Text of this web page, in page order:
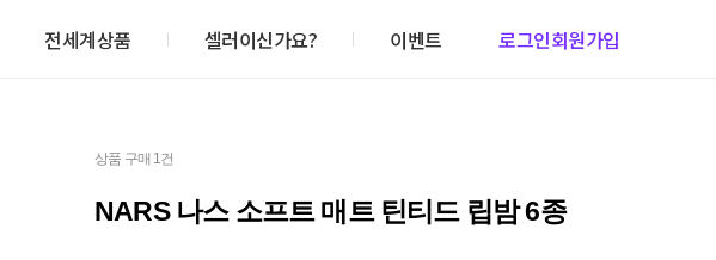
전세계상품 셀러이신가요? 이벤트 로그인회원가입
상품 구매 1건
NARS 나스 소프트 매트 틴티드 립밤 6종